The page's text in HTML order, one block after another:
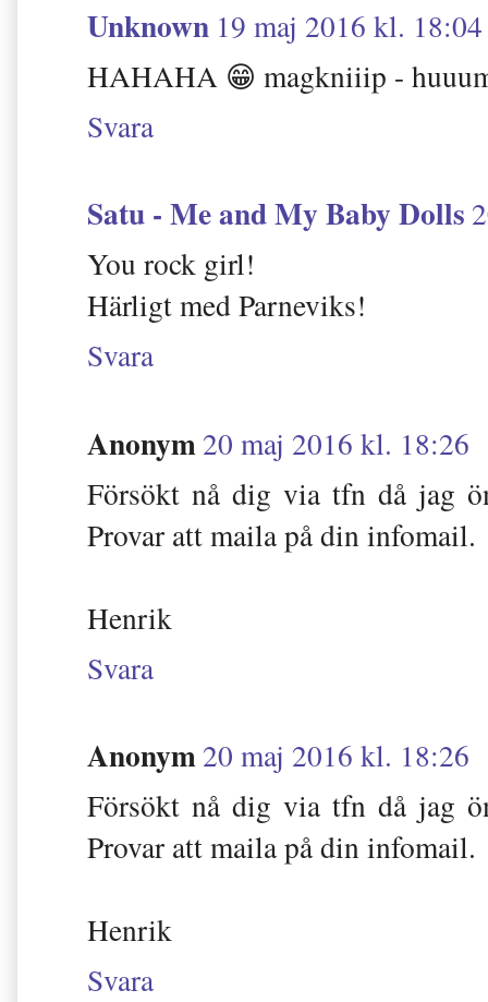
Unknown 19 maj 2016 kl. 18:04
HAHAHA 😁 magkniiip -
Svara
Satu - Me and My Baby Dolls
You rock girl!
Härligt med Parneviks!
Svara
Anonym20 maj 2016 kl. 18:26
Försökt nå dig via tfn då jag
Provar att maila på din infomail.
Henrik
Svara
Anonym20 maj 2016 kl. 18:26
Försökt nå dig via tfn då jag
Provar att maila på din infomail.
Henrik
Svara